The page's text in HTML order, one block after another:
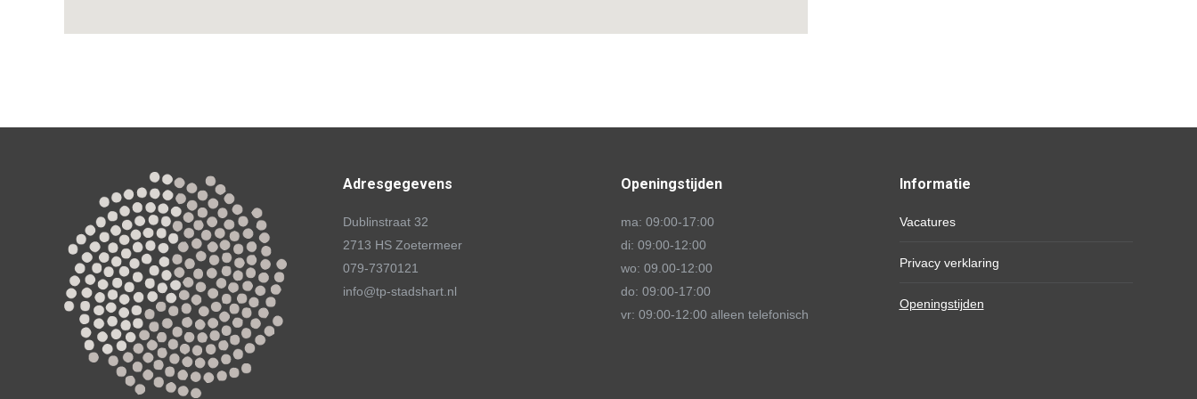
Adresgegevens
Dublinstraat 32
2713 HS Zoetermeer
079-7370121
info@tp-stadshart.nl
Openingstijden
ma: 09:00-17:00
di: 09:00-12:00
wo: 09.00-12:00
do: 09:00-17:00
vr: 09:00-12:00 alleen telefonisch
Informatie
Vacatures
Privacy verklaring
Openingstijden